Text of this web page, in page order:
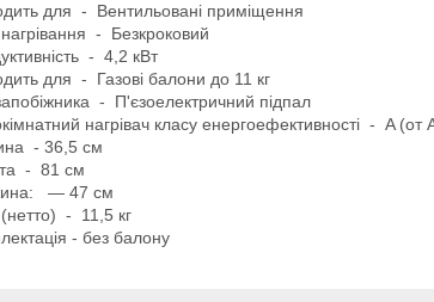
для - Вентильовані приміщення
нагрівання - Безкроковий
- 4,2 кВт
для - Газові балони до 11 кг
- П'єзоелектричний підпал
нагрівач класу енергоефективності - A (от
- 36,5 см
- 81 см
— 47 см
- 11,5 кг
- без балону